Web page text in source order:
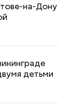
на-Дону
детьми